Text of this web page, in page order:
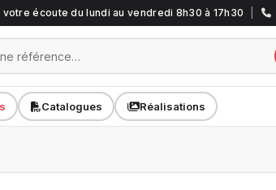
écoute du lundi au vendredi 8h30 à 17h30
Catalogues Réalisations